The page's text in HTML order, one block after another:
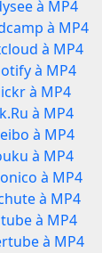
à MP4
à MP4
à MP4
à MP4
à MP4
à MP4
à MP4
à MP4
à MP4
à MP4
à MP4
à MP4